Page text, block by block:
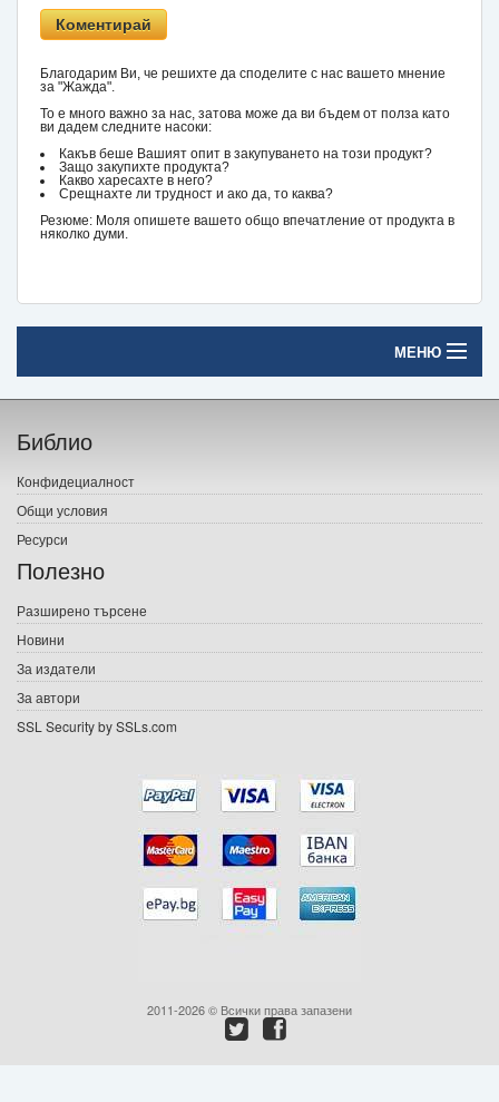
Благодарим Ви, че решихте да споделите с нас вашето мнение
за "Жажда".
То е много важно за нас, затова може да ви бъдем от полза като
ви дадем следните насоки:
Какъв беше Вашият опит в закупуването на този продукт?
Защо закупихте продукта?
Какво харесахте в него?
Срещнахте ли трудност и ако да, то каква?
Резюме: Моля опишете вашето общо впечатление от продукта в
няколко думи.
МЕНЮ
Начало
Печатни книги
Електронни книги
Е-списания
Подаръци
Ваучери
Библио
Конфидециалност
Общи условия
Ресурси
Полезно
Разширено търсене
Новини
За издатели
За автори
SSL Security by SSLs.com
2011-2026 © Всички права запазени